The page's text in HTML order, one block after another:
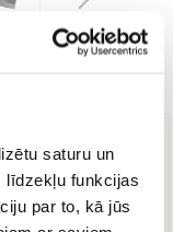
saturu un
līdzekļu funkcijas
par to, kā jūs